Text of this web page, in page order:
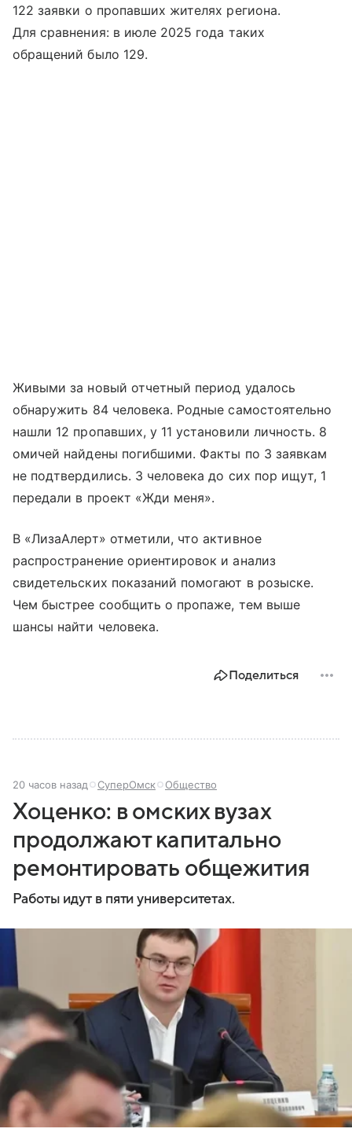
122 заявки о пропавших жителях региона.
Для сравнения: в июле 2025 года таких
обращений было 129.
Живыми за новый отчетный период удалось
обнаружить 84 человека. Родные самостоятельно
нашли 12 пропавших, у 11 установили личность. 8
омичей найдены погибшими. Факты по 3 заявкам
не подтвердились. 3 человека до сих пор ищут, 1
передали в проект «Жди меня».
В «ЛизаАлерт» отметили, что активное
распространение ориентировок и анализ
свидетельских показаний помогают в розыске.
Чем быстрее сообщить о пропаже, тем выше
шансы найти человека.
Поделиться
20 часов назад СуперОмск Общество
Хоценко: в омских вузах
продолжают капитально
ремонтировать общежития
Работы идут в пяти университетах.